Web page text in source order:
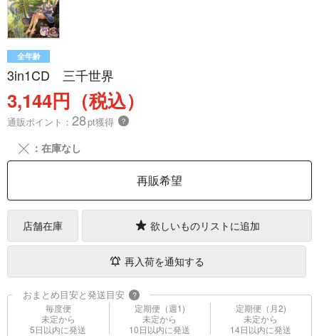
全年齢
3in1CD 三千世界
3,144円（税込）
通販ポイント： 28pt獲得 ？
╳ ：在庫なし
再販希望
店舗在庫 欲しいものリストに追加
再入荷を通知する
おまとめ目安と発送目安 ?
毎度便
未定から
5日以内に発送
定期便（週1)
未定から
10日以内に発送
定期便（月2)
未定から
14日以内に発送